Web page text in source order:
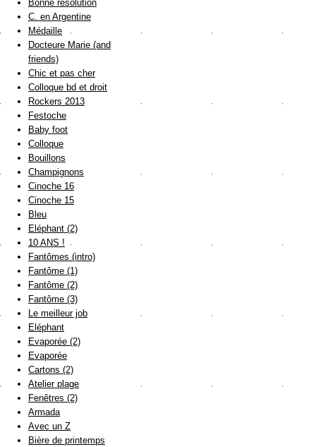
Bonne résolution
C. en Argentine
Médaille
Docteure Marie (and
friends)
Chic et pas cher
Colloque bd et droit
Rockers 2013
Festoche
Baby foot
Colloque
Bouillons
Champignons
Cinoche 16
Cinoche 15
Bleu
Eléphant (2)
10 ANS !
Fantômes (intro)
Fantôme (1)
Fantôme (2)
Fantôme (3)
Le meilleur job
Eléphant
Evaporée (2)
Evaporée
Cartons (2)
Atelier plage
Fenêtres (2)
Armada
Avec un Z
Bière de printemps